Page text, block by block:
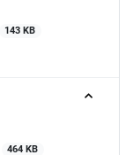
143 KB
464 KB